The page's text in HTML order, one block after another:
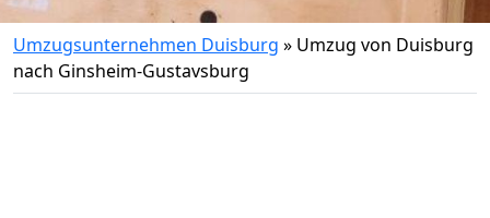
Umzugsunternehmen Duisburg » Umzug von Duisburg
nach Ginsheim-Gustavsburg